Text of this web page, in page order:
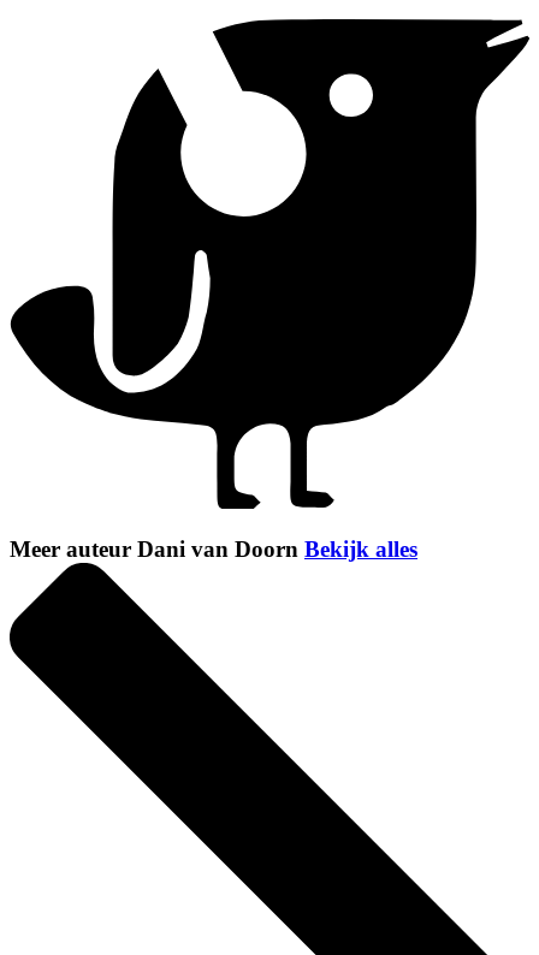
Meer auteur Dani van Doorn Bekijk alles